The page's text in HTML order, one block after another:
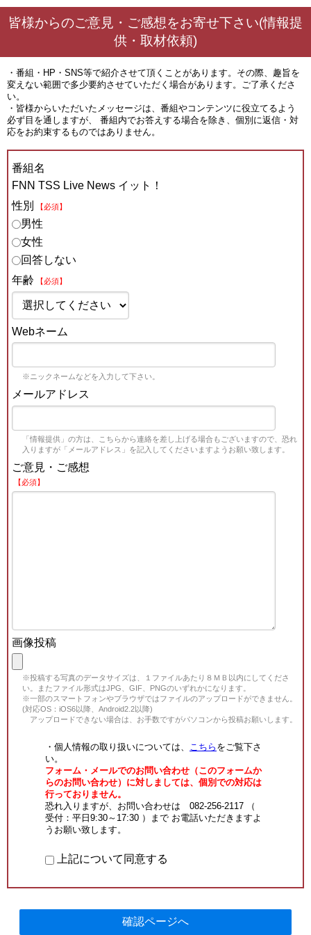
皆様からのご意見・ご感想をお寄せ下さい(情報提
供・取材依頼)
・番組・HP・SNS等で紹介させて頂くことがあります。その際、趣旨を
変えない範囲で多少要約させていただく場合があります。ご了承くださ
い。
・皆様からいただいたメッセージは、番組やコンテンツに役立てるよう
必ず目を通しますが、 番組内でお答えする場合を除き、個別に返信・対
応をお約束するものではありません。
番組名
FNN TSS Live News イット！
性別
【必須】
男性
女性
回答しない
年齢
【必須】
Webネーム
※ニックネームなどを入力して下さい。
メールアドレス
「情報提供」の方は、こちらから連絡を差し上げる場合もございますので、恐れ
入りますが「メールアドレス」を記入してくださいますようお願い致します。
ご意見・ご感想
【必須】
画像投稿
※投稿する写真のデータサイズは、１ファイルあたり８ＭＢ以内にしてくださ
い。またファイル形式はJPG、GIF、PNGのいずれかになります。
※一部のスマートフォンやブラウザではファイルのアップロードができません。
(対応OS：iOS6以降、Android2.2以降)
アップロードできない場合は、お手数ですがパソコンから投稿お願いします。
・個人情報の取り扱いについては、 こちら をご覧下さ
い。
フォーム・メールでのお問い合わせ（このフォームか
らのお問い合わせ）に対しましては、個別での対応は
行っておりません。
恐れ入りますが、お問い合わせは 082-256-2117 （
受付：平日9:30～17:30 ）まで お電話いただきますよ
うお願い致します。
上記について同意する
確認ページへ